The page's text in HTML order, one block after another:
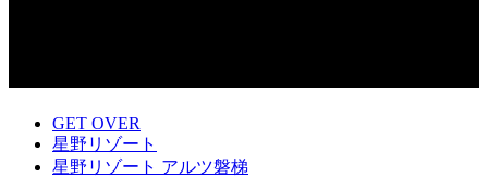
GET OVER
星野リゾート
星野リゾート アルツ磐梯